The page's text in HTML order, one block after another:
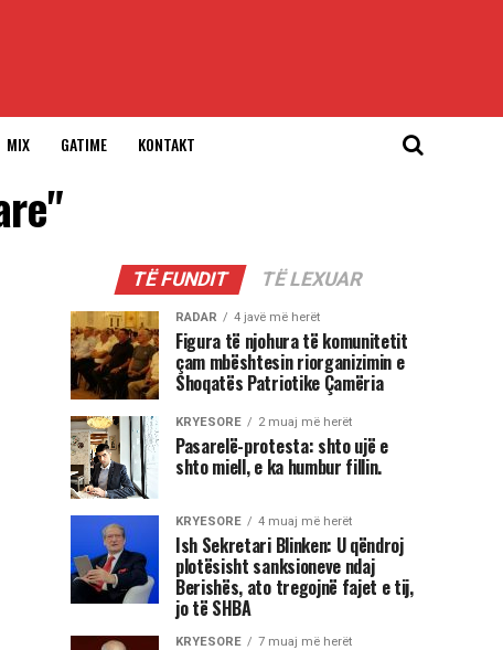
MIX GATIME KONTAKT
TË FUNDIT TË LEXUAR
RADAR 4 javë më herët
Figura të njohura të komunitetit
çam mbështesin riorganizimin e
Shoqatës Patriotike Çamëria
KRYESORE 2 muaj më herët
Pasarelë-protesta: shto ujë e
shto miell, e ka humbur fillin.
KRYESORE 4 muaj më herët
Ish Sekretari Blinken: U qëndroj
plotësisht sanksioneve ndaj
Berishës, ato tregojnë fajet e tij,
jo të SHBA
KRYESORE 7 muaj më herët